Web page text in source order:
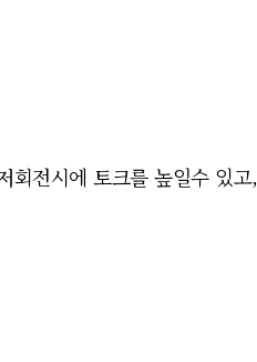
회전시에 토크를 높일수 있고,